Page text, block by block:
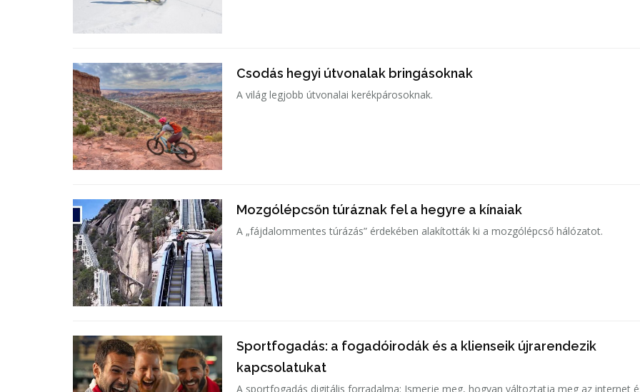
Csodás hegyi útvonalak bringásoknak
A világ legjobb útvonalai kerékpárosoknak.
Mozgólépcsőn túráznak fel a hegyre a kínaiak
A „fájdalommentes túrázás” érdekében alakították ki a mozgólépcső hálózatot.
Sportfogadás: a fogadóirodák és a klienseik újrarendezik
kapcsolatukat
A sportfogadás digitális forradalma: Ismerje meg, hogyan változtatja meg az internet